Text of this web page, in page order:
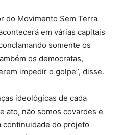
do Movimento Sem Terra
em várias capitais
somente os
os democratas,
impedir o golpe”, disse.
ideológicas de cada
ato, não somos covardes e
continuidade do projeto